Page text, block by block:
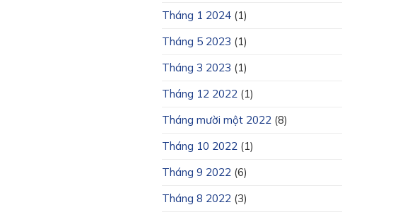
Tháng 1 2024 (1)
Tháng 5 2023 (1)
Tháng 3 2023 (1)
Tháng 12 2022 (1)
Tháng mười một 2022 (8)
Tháng 10 2022 (1)
Tháng 9 2022 (6)
Tháng 8 2022 (3)